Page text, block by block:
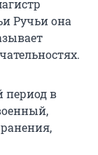
Ручьи она
период в